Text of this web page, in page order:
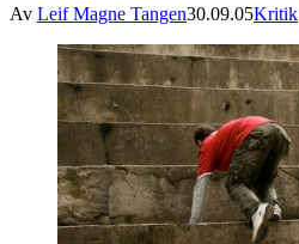
Av Leif Magne Tangen30.09.05Kritik